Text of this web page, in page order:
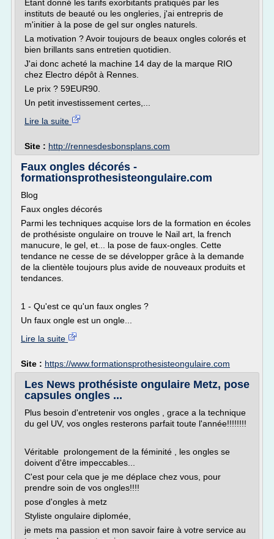
Étant donné les tarifs exorbitants pratiqués par les
instituts de beauté ou les ongleries, j'ai entrepris de
m'initier à la pose de gel sur ongles naturels.
La motivation ? Avoir toujours de beaux ongles colorés et
bien brillants sans entretien quotidien.
J'ai donc acheté la machine 14 day de la marque RIO
chez Electro dépôt à Rennes.
Le prix ? 59EUR90.
Un petit investissement certes,...
Lire la suite
Site : http://rennesdesbonsplans.com
Faux ongles décorés -
formationsprothesisteongulaire.com
Blog
Faux ongles décorés
Parmi les techniques acquise lors de la formation en écoles
de prothésiste ongulaire on trouve le Nail art, la french
manucure, le gel, et... la pose de faux-ongles. Cette
tendance ne cesse de se développer grâce à la demande
de la clientèle toujours plus avide de nouveaux produits et
tendances.
1 - Qu'est ce qu'un faux ongles ?
Un faux ongle est un ongle...
Lire la suite
Site : https://www.formationsprothesisteongulaire.com
Les News prothésiste ongulaire Metz, pose
capsules ongles ...
Plus besoin d'entretenir vos ongles , grace a la technique
du gel UV, vos ongles resterons parfait toute l'année!!!!!!!!
Véritable prolongement de la féminité , les ongles se
doivent d'être impeccables...
C'est pour cela que je me déplace chez vous, pour
prendre soin de vos ongles!!!!
pose d'ongles à metz
Styliste ongulaire diplomée,
je mets ma passion et mon savoir faire à votre service au